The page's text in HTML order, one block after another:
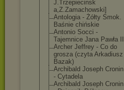
J.Trzepiecinsk
a,Z.Zamachowski]
Antologia - Żółty Smok.
Baśnie chińskie
Antonio Socci -
Tajemnice Jana Pawła II
Archer Jeffrey - Co do
grosza (czyta Arkadiusz
Bazak)
Archibald Joseph Cronin
- Cytadela
Archibald Joseph Cronin